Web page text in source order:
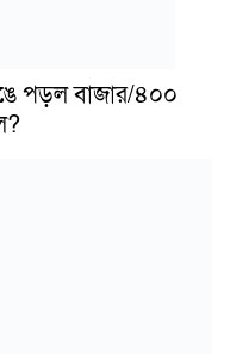
পড়ল বাজার/৪০০